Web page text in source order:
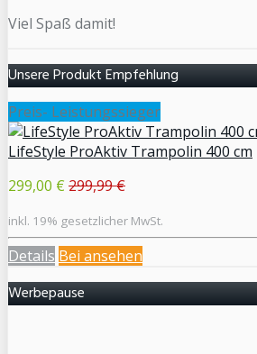
Viel Spaß damit!
Unsere Produkt Empfehlung
Preis- Leistungssieger
LifeStyle ProAktiv Trampolin 400 cm
299,00 € 299,99 €
inkl. 19% gesetzlicher MwSt.
Details Bei ansehen
Werbepause